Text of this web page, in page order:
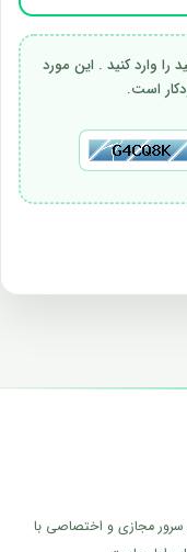
را وارد کنید . این مورد
است.
سرور مجازی و اختصاصی با